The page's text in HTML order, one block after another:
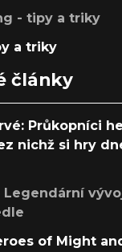
- tipy a triky
a triky
články
Průkopníci
nichž si hry
Legendární
of Might